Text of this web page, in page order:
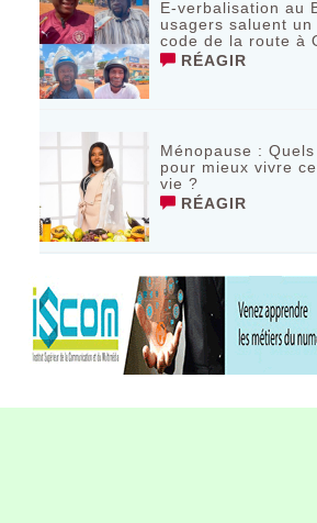
E-verbalisation au
usagers saluent
code de la route à
RÉAGIR
Ménopause :
pour mieux vivre
vie ?
RÉAGIR